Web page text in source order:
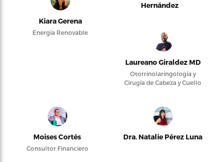
Kiara Gerena
Energía Renovable
Hernández
Laureano Giraldez MD
Otorrinolaringología y
Cirugía de Cabeza y Cuello
Moises Cortés
Consultor Financiero
Dra. Natalie Pérez Luna